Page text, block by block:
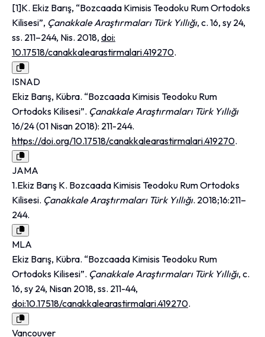
[1]K. Ekiz Barış, “Bozcaada Kimisis Teodoku Rum Ortodoks
Kilisesi”, Çanakkale Araştırmaları Türk Yıllığı, c. 16, sy 24,
ss. 211–244, Nis. 2018, doi:
10.17518/canakkalearastirmalari.419270.
ISNAD
Ekiz Barış, Kübra. “Bozcaada Kimisis Teodoku Rum
Ortodoks Kilisesi”. Çanakkale Araştırmaları Türk Yıllığı
16/24 (01 Nisan 2018): 211-244.
https://doi.org/10.17518/canakkalearastirmalari.419270.
JAMA
1.Ekiz Barış K. Bozcaada Kimisis Teodoku Rum Ortodoks
Kilisesi. Çanakkale Araştırmaları Türk Yıllığı. 2018;16:211–
244.
MLA
Ekiz Barış, Kübra. “Bozcaada Kimisis Teodoku Rum
Ortodoks Kilisesi”. Çanakkale Araştırmaları Türk Yıllığı, c.
16, sy 24, Nisan 2018, ss. 211-44,
doi:10.17518/canakkalearastirmalari.419270.
Vancouver